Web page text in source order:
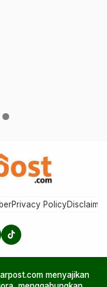
Privacy PolicyDisclaimer
menyajikan